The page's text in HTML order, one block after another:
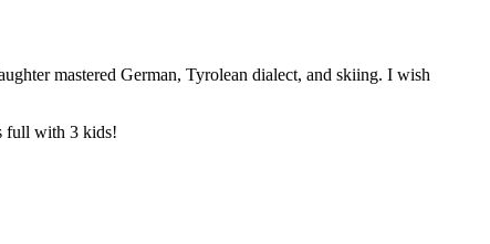
mastered German, Tyrolean dialect, and skiing. I wish
full with 3 kids!